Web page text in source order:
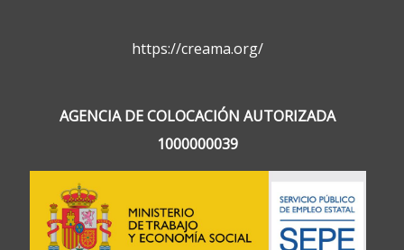
https://creama.org/
AGENCIA DE COLOCACIÓN AUTORIZADA
1000000039